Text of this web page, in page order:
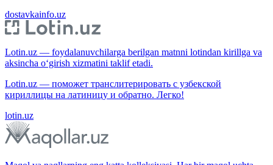
dostavkainfo.uz
Lotin.uz — foydalanuvchilarga berilgan matnni lotindan kirillga va
aksincha o‘girish xizmatini taklif etadi.
Lotin.uz — поможет транслитерировать с узбекской
кириллицы на латиницу и обратно. Легко!
lotin.uz